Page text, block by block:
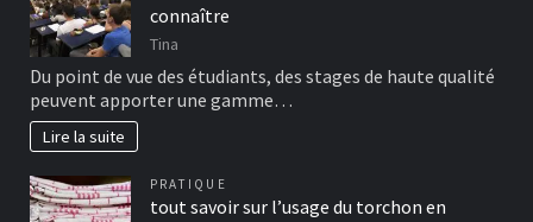
connaître
Tina
Du point de vue des étudiants, des stages de haute qualité
peuvent apporter une gamme…
Lire la suite
PRATIQUE
tout savoir sur l’usage du torchon en